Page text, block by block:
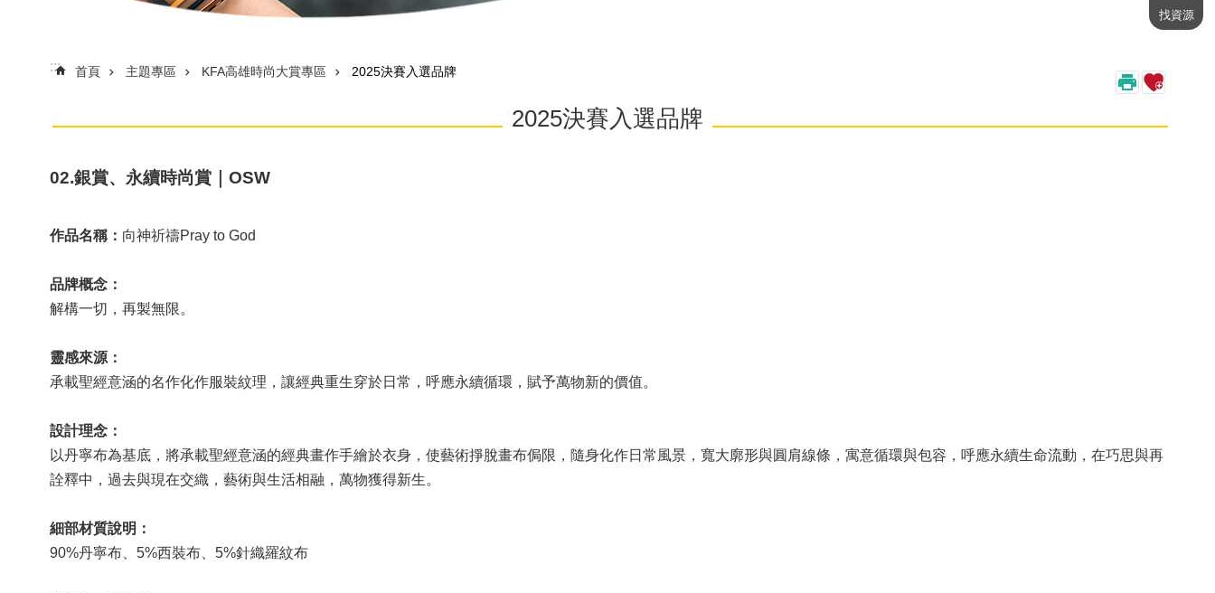
找資源
::: 首頁 主題專區 KFA高雄時尚大賞專區 2025決賽入選品牌
2025決賽入選品牌
02.銀賞、永續時尚賞｜OSW
作品名稱： 向神祈禱Pray to God
品牌概念：
解構⼀切，再製無限。
靈感來源：
承載聖經意涵的名作化作服裝紋理，讓經典重生穿於日常，呼應永續循環，賦予萬物新的價值。
設計理念：
以丹寧布為基底，將承載聖經意涵的經典畫作手繪於衣身，使藝術掙脫畫布侷限，隨身化作日常風景，寬大廓形與圓肩線條，寓意循環與包容，呼應永續生命流動，在巧思與再
詮釋中，過去與現在交織，藝術與生活相融，萬物獲得新生。
細部材質說明：
90%丹寧布、5%⻄裝布、5%針織羅紋布